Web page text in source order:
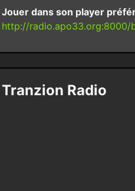
Jouer dans son player
http://radio.apo33.org:8000/
Tranzion Radio